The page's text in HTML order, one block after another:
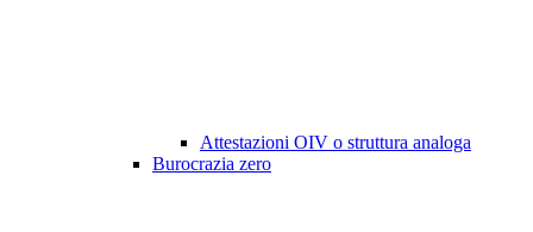
Attestazioni OIV o struttura analoga
Burocrazia zero